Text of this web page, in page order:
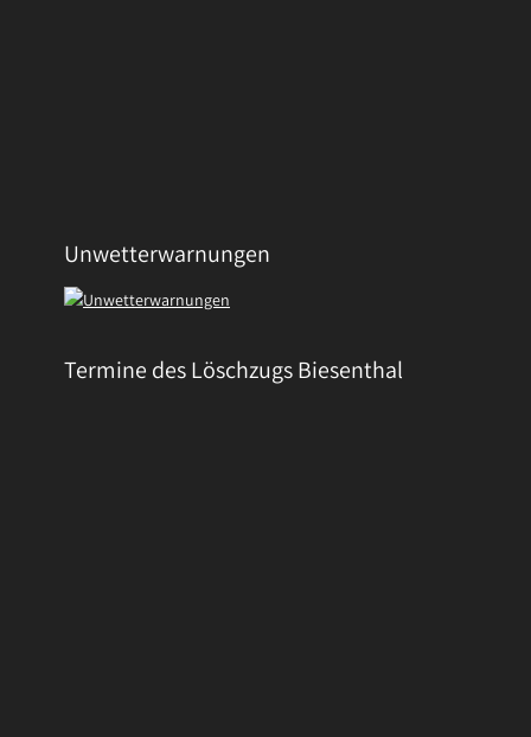
Unwetterwarnungen
Termine des Löschzugs Biesenthal